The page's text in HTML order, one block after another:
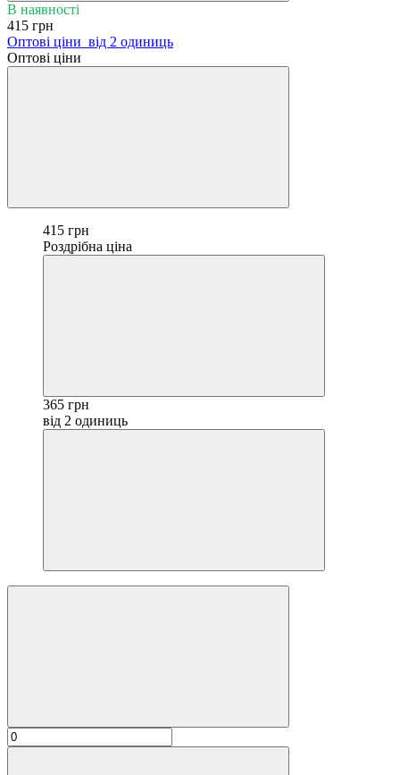
В наявності
415 грн
Оптові ціни від 2 одиниць
Оптові ціни
415 грн
Роздрібна ціна
365 грн
від 2 одиниць